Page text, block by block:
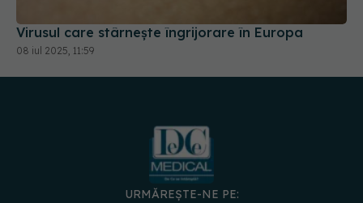
Virusul care stârnește îngrijorare în Europa
08 iul 2025, 11:59
URMĂREȘTE-NE PE: